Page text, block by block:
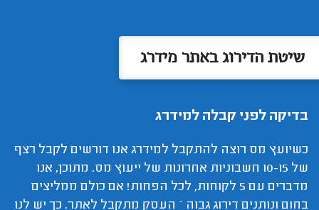
שיטת הדירוג באתר מידרג
בדיקה לפני קבלה למידרג
כשיועץ מס רוצה להתקבל למידרג אנו דורשים לקבל רצף
של 10-15 חשבוניות אחרונות של ייעוץ מס. מתוכן, אנו
מדברים עם 5 לקוחות, לכל הפחות! אם כולם ממליצים
בחום ונותנים דירוג גבוה – העסק מתקבל לאתר. כך יש לנו